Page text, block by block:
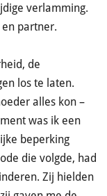
verlamming.
partner.
de
los te laten.
alles kon –
was ik een
beperking
die volgde, had
Zij hielden